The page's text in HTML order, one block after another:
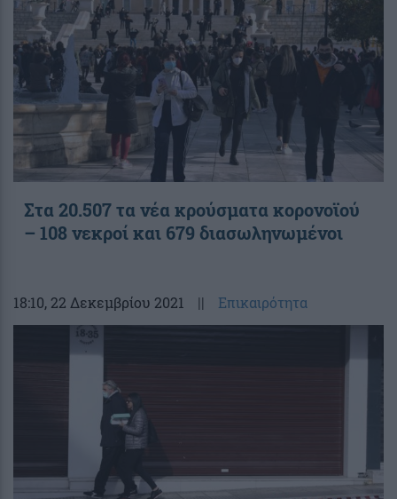
Στα 20.507 τα νέα κρούσματα κορονοϊού
– 108 νεκροί και 679 διασωληνωμένοι
18:10, 22 Δεκεμβρίου 2021 || Επικαιρότητα